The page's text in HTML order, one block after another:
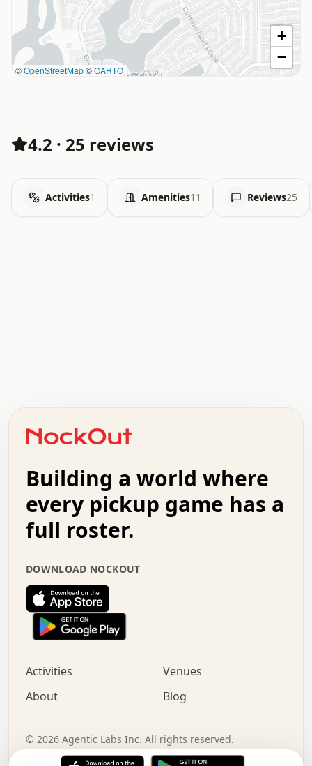
©OpenStreetMap©CARTO
+
−
4.2 · 25 reviews
Activities1 Amenities11 Reviews25
+   .   .   .   .   .   .   .   .   .   +   .   .
.   .   .   .   .   .   .   .   .   .   .   :   .
.   .   .   .   +   .   .   .   .   .   .   .   +
.   :   .   .   .   .   .   .   .   .   o   .   .
.   .   x   .   .   .   .   .   .   :   .   .   o
.   .   .   .   :   .   .   .   .   o   .   .   .
.   .   .   .   .   .   .   :   .   .   .   .   .
.   .   .   .   .   .   .   +   .   .   x   .   .
.   .   .   .   .   :   +   .   .   .   .   .   o
.   .   .   .   .   .   .   .   .   .   .   .   .
.   .   :   o   .   .   .   .   .   .   .   +   .
.   o   .   .   .   .   x   .   .   .   .   .   .
+   .   o   .   .   .   .   o   .   .   .   .
.   +   .   .   .   .   .   .   .   .   :   .   x
.   .   .   .   .   .   .   .   .   .   .   .   .   .
Building a world where
every pickup game has a
full roster.
DOWNLOAD NOCKOUT
Activities
Venues
About
Blog
© 2026 Agentic Labs Inc. All rights reserved.